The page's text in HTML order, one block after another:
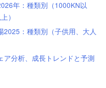
年：種類別（1000KN以
）
2025：種類別（子供用、大人
ア分析、成長トレンドと予測